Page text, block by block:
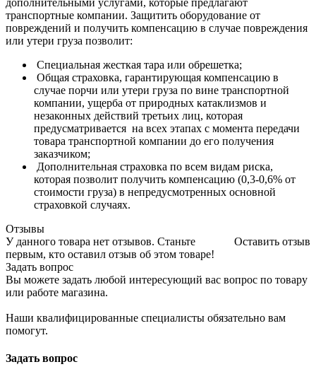
транспортные компании. Защитить оборудование от
повреждений и получить компенсацию в случае повреждения
или утери груза позволит:
Специальная жесткая тара или обрешетка;
Общая страховка, гарантирующая компенсацию в
случае порчи или утери груза по вине транспортной
компании, ущерба от природных катаклизмов и
незаконных действий третьих лиц, которая
предусматривается на всех этапах с момента передачи
товара транспортной компании до его получения
заказчиком;
Дополнительная страховка по всем видам риска,
которая позволит получить компенсацию (0,3-0,6% от
стоимости груза) в непредусмотренных основной
страховкой случаях.
Отзывы
Оставить отзыв
У данного товара нет отзывов. Станьте
первым, кто оставил отзыв об этом товаре!
Задать вопрос
Вы можете задать любой интересующий вас вопрос по товару
или работе магазина.
Наши квалифицированные специалисты обязательно вам
помогут.
Задать вопрос